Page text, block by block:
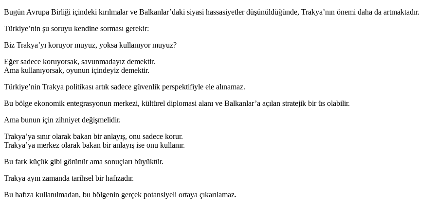
Bugün Avrupa Birliği içindeki kırılmalar ve Balkanlar’daki siyasi hassasiyetler düşünüldüğünde, Trakya’nın önemi daha da artmaktadır.
Türkiye’nin şu soruyu kendine sorması gerekir:
Biz Trakya’yı koruyor muyuz, yoksa kullanıyor muyuz?
Eğer sadece koruyorsak, savunmadayız demektir.
Ama kullanıyorsak, oyunun içindeyiz demektir.
Türkiye’nin Trakya politikası artık sadece güvenlik perspektifiyle ele alınamaz.
Bu bölge ekonomik entegrasyonun merkezi, kültürel diplomasi alanı ve Balkanlar’a açılan stratejik bir üs olabilir.
Ama bunun için zihniyet değişmelidir.
Trakya’ya sınır olarak bakan bir anlayış, onu sadece korur.
Trakya’ya merkez olarak bakan bir anlayış ise onu kullanır.
Bu fark küçük gibi görünür ama sonuçları büyüktür.
Trakya aynı zamanda tarihsel bir hafızadır.
Bu hafıza kullanılmadan, bu bölgenin gerçek potansiyeli ortaya çıkarılamaz.